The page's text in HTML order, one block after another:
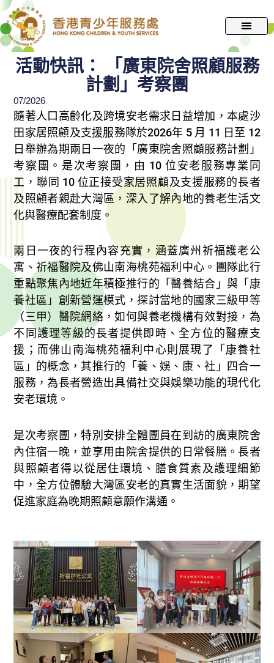
跳
至
主
活動快訊： 「廣東院舍照顧服務
計劃」考察團
07/2026
隨著人口高齡化及跨境安老需求日益增加，本處沙
田家居照顧及支援服務隊於2026年 5 月 11 日至 12
日舉辦為期兩日一夜的「廣東院舍照顧服務計劃」
考察團。是次考察團，由 10 位安老服務專業同
工，聯同 10 位正接受家居照顧及支援服務的長者
及照顧者親赴大灣區，深入了解內地的養老生活文
化與醫療配套制度。
兩日一夜的行程內容充實，涵蓋廣州祈福護老公
寓、祈福醫院及佛山南海桃苑福利中心。團隊此行
重點聚焦內地近年積極推行的「醫養結合」與「康
養社區」創新營運模式，探討當地的國家三級甲等
（三甲）醫院網絡，如何與養老機構有效對接，為
不同護理等級的長者提供即時、全方位的醫療支
援；而佛山南海桃苑福利中心則展現了「康養社
區」的概念，其推行的「養、娛、康、社」四合一
服務，為長者營造出具備社交與娛樂功能的現代化
安老環境。
是次考察團，特別安排全體團員在到訪的廣東院舍
內住宿一晚，並享用由院舍提供的日常餐膳。長者
與照顧者得以從居住環境、膳食質素及護理細節
中，全方位體驗大灣區安老的真實生活面貌，期望
促進家庭為晚期照顧意願作溝通。